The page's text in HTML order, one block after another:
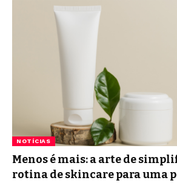
NOTÍCIAS
Menos é mais: a arte de
rotina de skincare para uma